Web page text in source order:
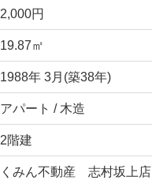
2,000円
19.87㎡
1988年 3月(築38年)
アパート / 木造
2階建
くみん不動産 志村坂上店